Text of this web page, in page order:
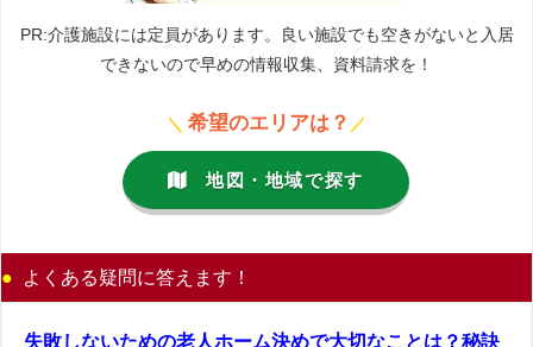
PR:介護施設には定員があります。良い施設でも空きがないと入居
できないので早めの情報収集、資料請求を！
＼ 希望のエリアは？ ／
地図・地域で探す
よくある疑問に答えます！
失敗しないための老人ホーム決めで大切なことは？秘訣